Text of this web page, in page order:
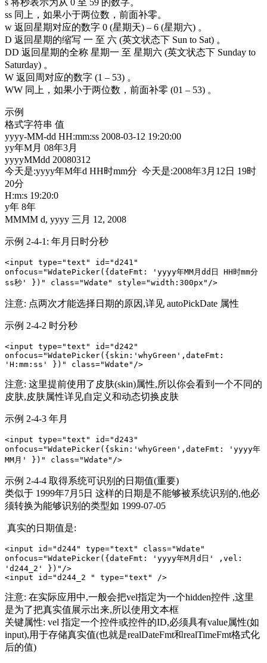
ss 同上，如果小于两位数，前面补零。
w 返回星期对应的数字 0 (星期天) – 6 (星期六) 。
D 返回星期的缩写 一 至 六 (英文状态下 Sun to Sat) 。
DD 返回星期的全称 星期一 至 星期六 (英文状态下 Sunday to
Saturday) 。
W 返回周对应的数字 (1 – 53) 。
WW 同上，如果小于两位数，前面补零 (01 – 53) 。
示例
格式字符串 值
yyyy-MM-dd HH:mm:ss 2008-03-12 19:20:00
yy年M月 08年3月
yyyyMMdd 20080312
今天是:yyyy年M年d HH时mm分 今天是:2008年3月12日 19时
20分
H:m:s 19:20:0
y年 8年
MMMM d, yyyy 三月 12, 2008
示例 2-4-1: 年月日时分秒
<input type="text" id="d241"
οnfοcus="WdatePicker({dateFmt: 'yyyy年MM月dd日 HH时mm分
ss秒' })" class="Wdate" style="width:300px"/>
注意: 点两次才能选择日期的原因,详见 autoPickDate 属性
示例 2-4-2 时分秒
<input type="text" id="d242"
οnfοcus="WdatePicker({skin:'whyGreen',dateFmt:
'H:mm:ss' })" class="Wdate"/>
注意: 这里提前使用了皮肤(skin)属性,所以你会看到一个不同的
皮肤,皮肤属性详见自定义和动态切换皮肤
示例 2-4-3 年月
<input type="text" id="d243"
οnfοcus="WdatePicker({skin:'whyGreen',dateFmt: 'yyyy年
MM月' })" class="Wdate"/>
示例 2-4-4 取得系统可识别的日期值(重要)
类似于 1999年7月5日 这样的日期是不能够被系统识别的,他必
须转换为能够识别的类型如 1999-07-05
真实的日期值是:
<input id="d244" type="text" class="Wdate"
οnfοcus="WdatePicker({dateFmt: 'yyyy年M月d日' ,vel:
'd244_2' })"/>
<input id="d244_2 " type="text" />
注意: 在实际应用中,一般会把vel指定为一个hidden控件 ,这里
是为了把真实值展示出来,所以使用文本框
关键属性: vel 指定一个控件或控件的ID,必须具有value属性(如
input),用于存储真实值(也就是realDateFmt和realTimeFmt格式化
后的值)